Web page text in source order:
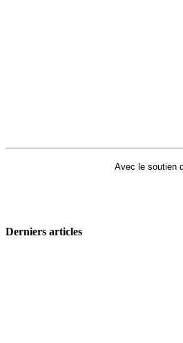
Avec le soutien
Derniers articles